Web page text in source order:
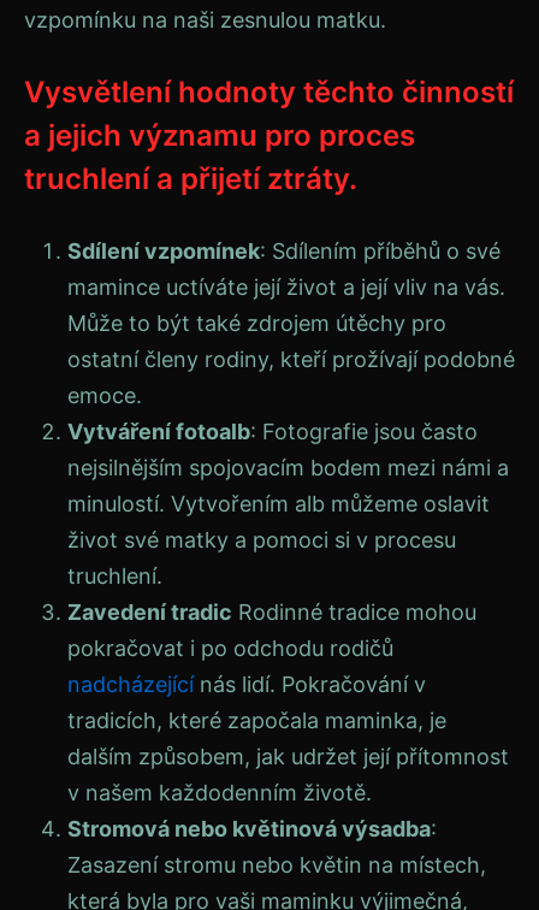
vzpomínku na naši zesnulou matku.
Vysvětlení hodnoty těchto činností
a jejich významu pro proces
truchlení a přijetí ztráty.
Sdílení vzpomínek: Sdílením příběhů o své
mamince uctíváte její život a její vliv na vás.
Může to být také zdrojem útěchy pro
ostatní členy rodiny, kteří prožívají podobné
emoce.
Vytváření fotoalb: Fotografie jsou často
nejsilnějším spojovacím bodem mezi námi a
minulostí. Vytvořením alb můžeme oslavit
život své matky a pomoci si v procesu
truchlení.
Zavedení tradic Rodinné tradice mohou
pokračovat i po odchodu rodičů
nadcházejícínás lidí. Pokračování v
tradicích, které započala maminka, je
dalším způsobem, jak udržet její přítomnost
v našem každodenním životě.
Stromová nebo květinová výsadba:
Zasazení stromu nebo květin na místech,
která byla pro vaši maminku výjimečná,